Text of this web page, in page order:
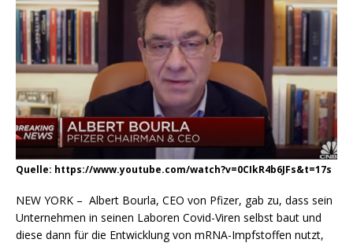
Quelle: https://www.youtube.com/watch?v=0CIkR4b6JFs&t=17s
NEW YORK – Albert Bourla, CEO von Pfizer, gab zu, dass sein
Unternehmen in seinen Laboren Covid-Viren selbst baut und
diese dann für die Entwicklung von mRNA-Impfstoffen nutzt,